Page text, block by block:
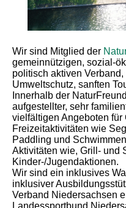
Wir sind Mitglied der
gemeinnützigen, sozial-
politisch aktiven
Umweltschutz, sanften
Innerhalb der
aufgestellter, sehr
vielfältigen Angeboten für
Freizeitaktivitäten wie
Paddling und
Aktivitäten wie, Grill- und
Kinder-/Jugendaktionen.
Wir sind ein inklusives
inklusiver
Verband Niedersachsen